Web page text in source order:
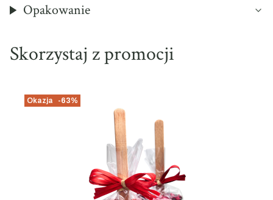
Opakowanie
Skorzystaj z promocji
Okazja -63%